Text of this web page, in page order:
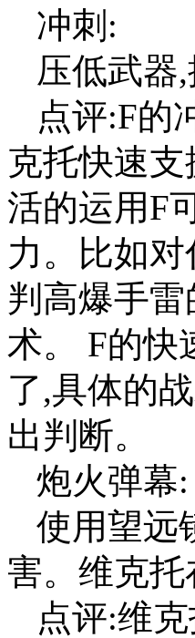
冲刺:
压低武器
点评:F的
克托快速
活的运用F
力。比如
判高爆手
术。 F的快
了,具体的
出判断。
炮火弹幕:
使用望远
害。维克
点评:维